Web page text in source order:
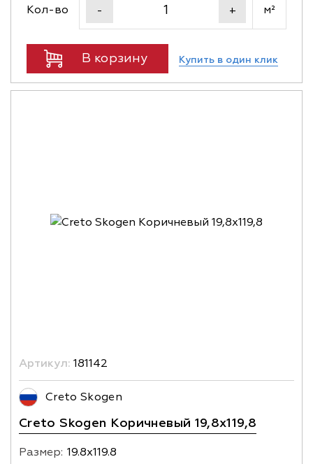
Кол-во - + м²
В корзину Купить в один клик
Артикул: 181142
Creto Skogen
Creto Skogen Коричневый 19,8x119,8
Размер: 19.8х119.8